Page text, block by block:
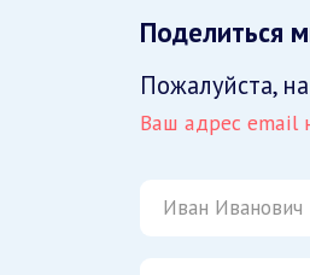
Поделиться
Пожалуйста,
Ваш адрес email